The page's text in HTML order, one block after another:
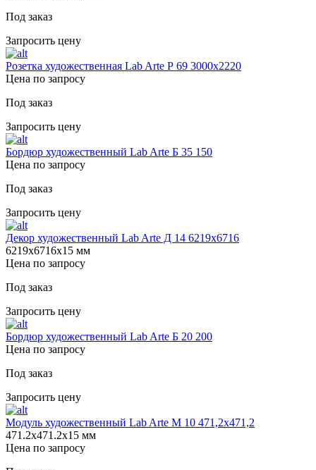
Под заказ
Запросить цену
Розетка художественная Lab Arte Р 69 3000х2220
Цена по запросу
Под заказ
Запросить цену
Бордюр художественный Lab Arte Б 35 150
Цена по запросу
Под заказ
Запросить цену
Декор художественный Lab Arte Д 14 6219х6716
6219х6716х15 мм
Цена по запросу
Под заказ
Запросить цену
Бордюр художественный Lab Arte Б 20 200
Цена по запросу
Под заказ
Запросить цену
Модуль художественный Lab Arte М 10 471,2х471,2
471.2х471.2х15 мм
Цена по запросу